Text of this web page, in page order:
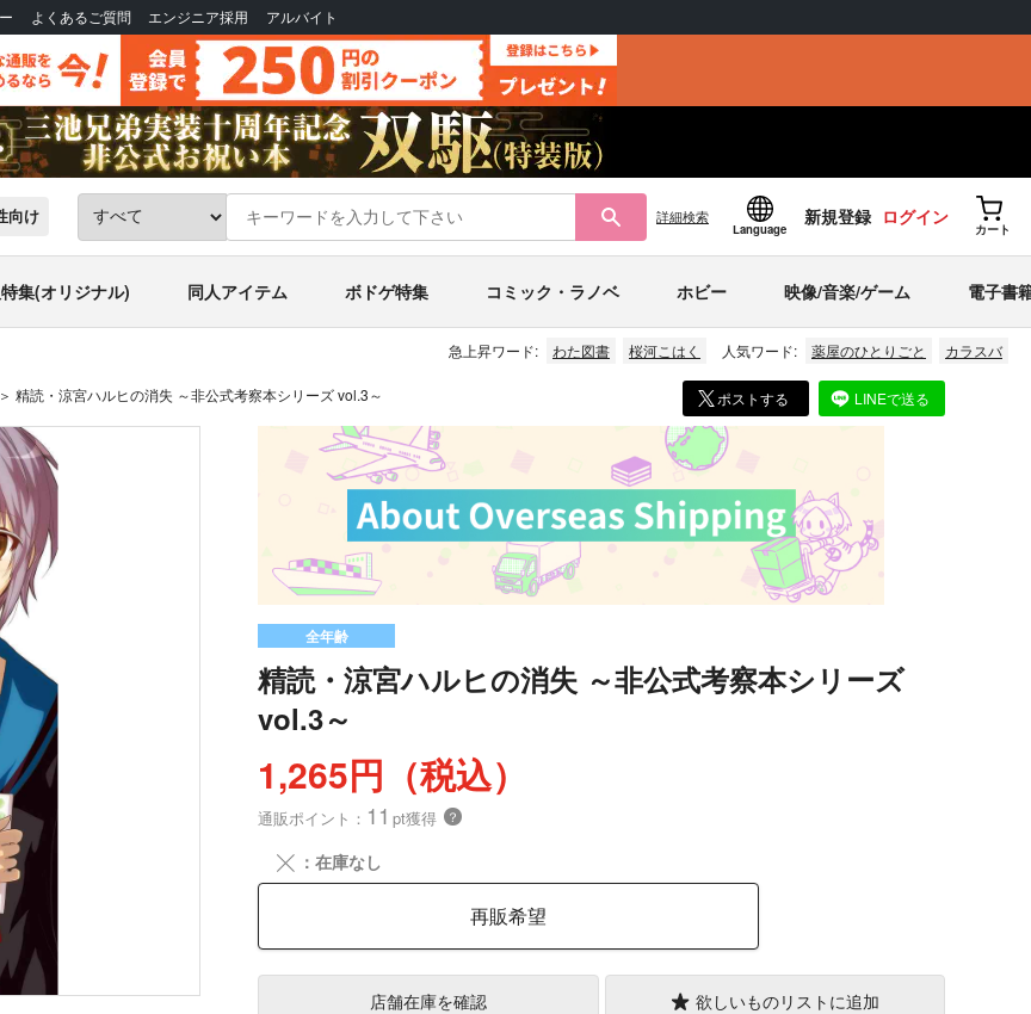
よくあるご質問 エンジニア採用 アルバイト
向け 詳細検索
Language
新規登録 ログイン
カート
集(オリジナル) 同人アイテム ボドゲ特集 コミック・ラノベ ホビー 映像/音楽/ゲーム 電子書
急上昇ワード: わた図書 桜河こはく 人気ワード: 薬屋のひとりごと カラスバ
精読・涼宮ハルヒの消失 ～非公式考察本シリーズ vol.3～ ポストする LINEで送る
全年齢
精読・涼宮ハルヒの消失 ～非公式考察本シリーズ
vol.3～
1,265円（税込）
通販ポイント： 11 pt獲得 ？
╳ ：在庫なし
再販希望
店舗在庫を確認 欲しいものリストに追加